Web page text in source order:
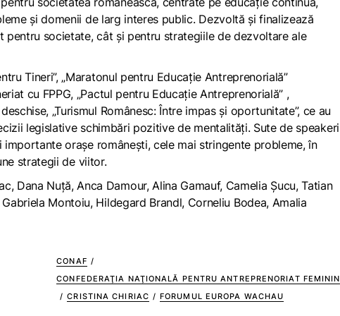
și domenii de larg interes public. Dezvoltă și finalizează
societate, cât și pentru strategiile de dezvoltare ale
Tineri”, „Maratonul pentru Educație Antreprenorială”
cu FPPG, „Pactul pentru Educație Antreprenorială” ,
„Turismul Românesc: Între impas și oportunitate”, ce au
legislative schimbări pozitive de mentalități. Sute de speakeri
orașe românești, cele mai stringente probleme, în
strategii de viitor.
Dana Nuță, Anca Damour, Alina Gamauf, Camelia Șucu, Tatian
Montoiu, Hildegard Brandl, Corneliu Bodea, Amalia
CONAF /
CONFEDERAŢIA NAŢIONALĂ PENTRU ANTREPRENORIAT FEMININ
/ CRISTINA CHIRIAC / FORUMUL EUROPA WACHAU